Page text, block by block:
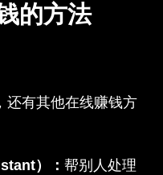
的方法
还有其他在线赚钱方
）： 帮别人处理